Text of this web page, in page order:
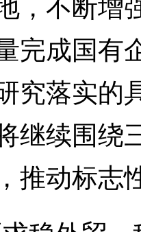
完成国有
究落实的
继续围绕
推动标志